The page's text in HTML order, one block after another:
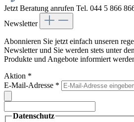
Jetzt Beratung anrufen Tel. 044 5 866
Newsletter
Abonnieren Sie jetzt einfach unseren
Newsletter und Sie werden stets unter
Produkte und Angebote informiert
Aktion *
E-Mail-Adresse *
Datenschutz